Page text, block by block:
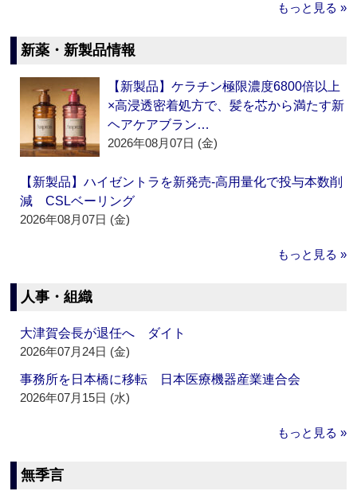
もっと見る »
新薬・新製品情報
【新製品】ケラチン極限濃度6800倍以上
×高浸透密着処方で、髪を芯から満たす新
ヘアケアブラン…
2026年08月07日 (金)
【新製品】ハイゼントラを新発売‐高用量化で投与本数削
減 CSLベーリング
2026年08月07日 (金)
もっと見る »
人事・組織
大津賀会長が退任へ ダイト
2026年07月24日 (金)
事務所を日本橋に移転 日本医療機器産業連合会
2026年07月15日 (水)
もっと見る »
無季言